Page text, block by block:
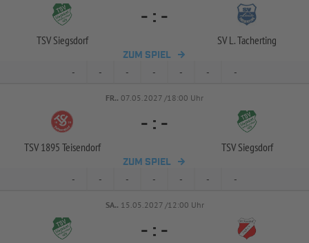
TSV Siegsdorf
- : -
SV L. Tacherting
ZUM SPIEL
- - - - - - -
FR.. 07.05.2027 /18:00 Uhr
TSV 1895 Teisendorf
- : -
TSV Siegsdorf
ZUM SPIEL
- - - - - - -
SA.. 15.05.2027 /12:00 Uhr
- : -